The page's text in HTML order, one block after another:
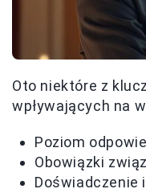
Oto niektóre z
wpływających na
Poziom
Obowiązki
Doświadczenie